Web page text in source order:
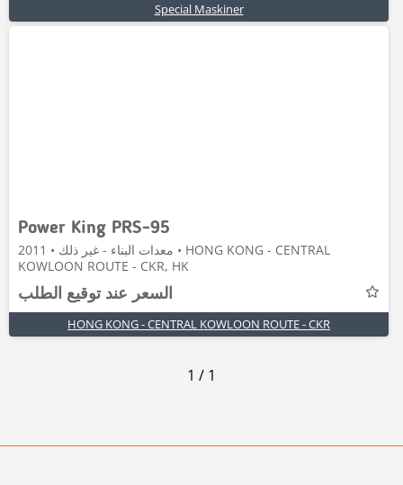
Special Maskiner
Power King PRS-95
معدات البناء - غير ذلك • 2011 • HONG KONG - CENTRAL
KOWLOON ROUTE - CKR, HK
السعر عند توقيع الطلب
HONG KONG - CENTRAL KOWLOON ROUTE - CKR
1 / 1